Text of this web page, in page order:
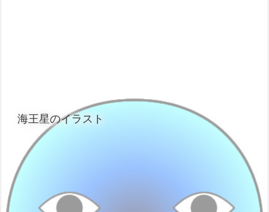
海王星のイラスト